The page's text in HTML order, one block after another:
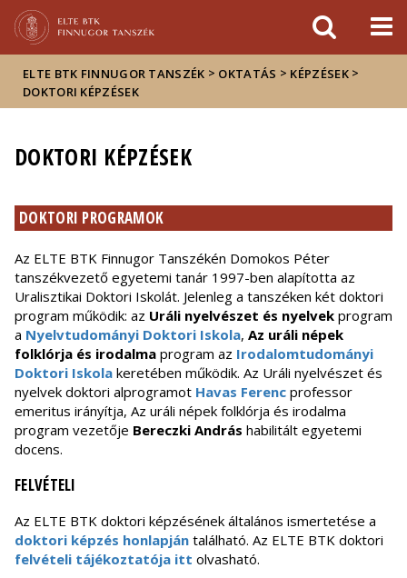
sajtóban
ELTE BTK FINNUGOR TANSZÉK > OKTATÁS > KÉPZÉSEK >
DOKTORI KÉPZÉSEK
DOKTORI KÉPZÉSEK
DOKTORI PROGRAMOK
Az ELTE BTK Finnugor Tanszékén Domokos Péter
tanszékvezető egyetemi tanár 1997-ben alapította az
Uralisztikai Doktori Iskolát. Jelenleg a tanszéken két doktori
program működik: az Uráli nyelvészet és nyelvek program
a Nyelvtudományi Doktori Iskola, Az uráli népek
folklórja és irodalma program az Irodalomtudományi
Doktori Iskola keretében működik. Az Uráli nyelvészet és
nyelvek doktori alprogramot Havas Ferenc professor
emeritus irányítja, Az uráli népek folklórja és irodalma
program vezetője Bereczki András habilitált egyetemi
docens.
FELVÉTELI
Az ELTE BTK doktori képzésének általános ismertetése a
doktori képzés honlapján található. Az ELTE BTK doktori
felvételi tájékoztatója itt olvasható.